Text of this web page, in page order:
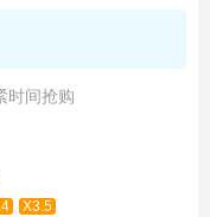
时间抢购
X3.5